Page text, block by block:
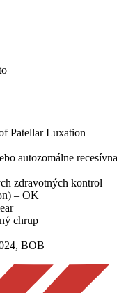
Patellar Luxation
autozomálne recesívna
zdravotných kontrol
– OK
chrup
BOB